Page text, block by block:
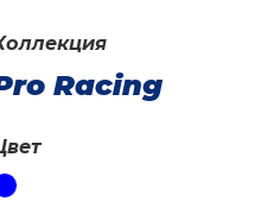
Racing